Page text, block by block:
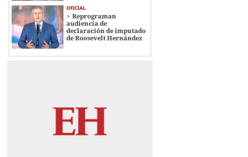
OFICIAL
Reprograman
audiencia de
declaración de imputado
de Roosevelt Hernández